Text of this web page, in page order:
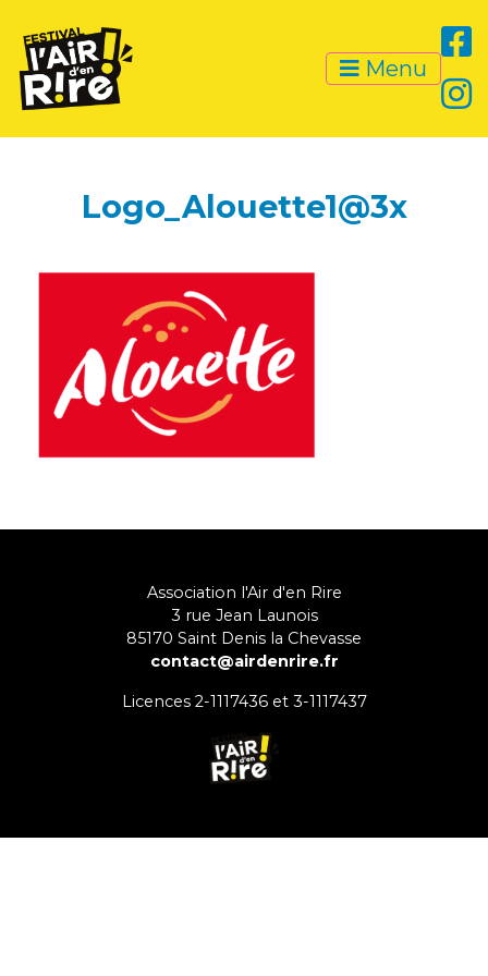
Menu
Logo_Alouette1@3x
Association l'Air d'en Rire
3 rue Jean Launois
85170 Saint Denis la Chevasse
contact@airdenrire.fr
Licences 2-1117436 et 3-1117437